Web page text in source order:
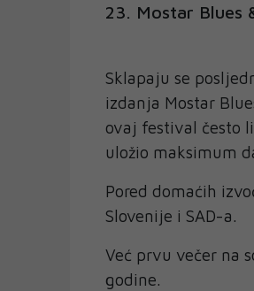
23. Mostar Blues
Sklapaju se
izdanja Mostar
ovaj festival često
uložio maksimum
Pored domaćih
Slovenije i SAD-a.
Već prvu večer na
godine.